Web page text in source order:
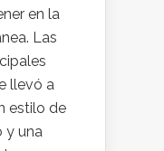
en la
Las
llevó a
estilo de
y una